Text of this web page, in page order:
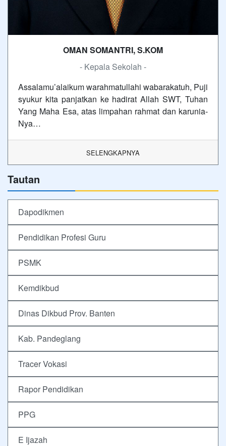
OMAN SOMANTRI, S.KOM
- Kepala Sekolah -
Assalamu’alaikum warahmatullahi wabarakatuh, Puji
syukur kita panjatkan ke hadirat Allah SWT, Tuhan
Yang Maha Esa, atas limpahan rahmat dan karunia-
Nya…
SELENGKAPNYA
Tautan
Dapodikmen
Pendidikan Profesi Guru
PSMK
Kemdikbud
Dinas Dikbud Prov. Banten
Kab. Pandeglang
Tracer Vokasi
Rapor Pendidikan
PPG
E Ijazah